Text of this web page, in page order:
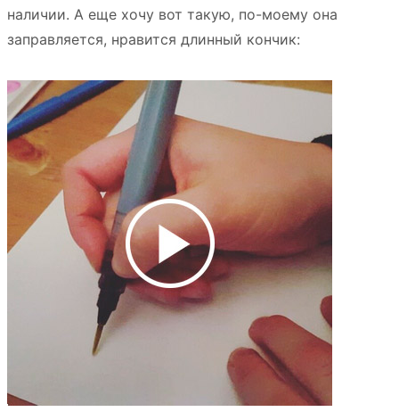
наличии. А еще хочу вот такую, по-моему она
заправляется, нравится длинный кончик: